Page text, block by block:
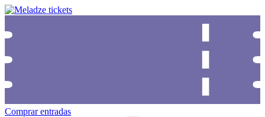
Comprar entradas